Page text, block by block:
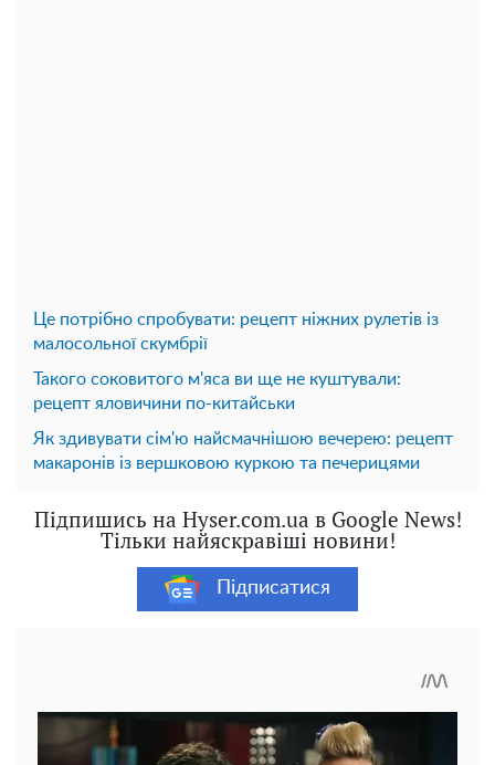
Це потрібно спробувати: рецепт ніжних рулетів із
малосольної скумбрії
Такого соковитого м'яса ви ще не куштували:
рецепт яловичини по-китайськи
Як здивувати сім'ю найсмачнішою вечерею: рецепт
макаронів із вершковою куркою та печерицями
Підпишись на Hyser.com.ua в Google News!
Тільки найяскравіші новини!
Підписатися